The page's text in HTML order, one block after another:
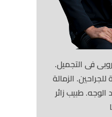
فى التجميل.
للجراحين. الزمالة
طبيب زائر